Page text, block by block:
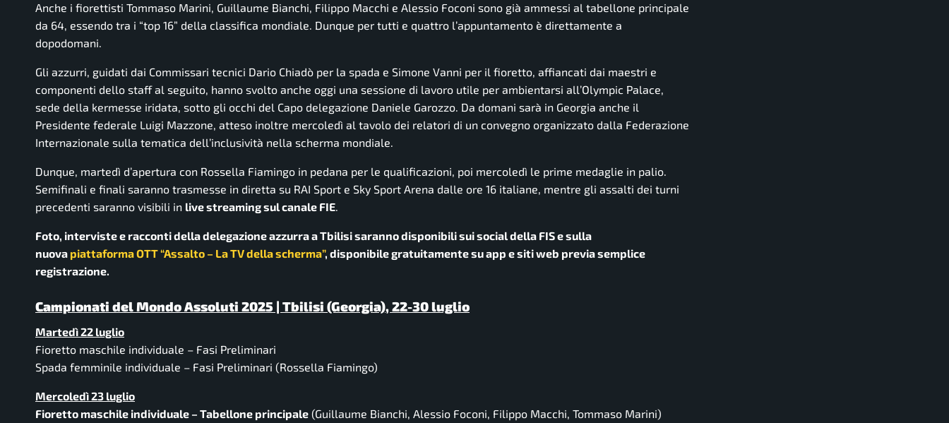
Anche i fiorettisti Tommaso Marini, Guillaume Bianchi, Filippo Macchi e Alessio Foconi sono già ammessi al tabellone principale
da 64, essendo tra i “top 16” della classifica mondiale. Dunque per tutti e quattro l’appuntamento è direttamente a
dopodomani.
Gli azzurri, guidati dai Commissari tecnici Dario Chiadò per la spada e Simone Vanni per il fioretto, affiancati dai maestri e
componenti dello staff al seguito, hanno svolto anche oggi una sessione di lavoro utile per ambientarsi all’Olympic Palace,
sede della kermesse iridata, sotto gli occhi del Capo delegazione Daniele Garozzo. Da domani sarà in Georgia anche il
Presidente federale Luigi Mazzone, atteso inoltre mercoledì al tavolo dei relatori di un convegno organizzato dalla Federazione
Internazionale sulla tematica dell’inclusività nella scherma mondiale.
Dunque, martedì d’apertura con Rossella Fiamingo in pedana per le qualificazioni, poi mercoledì le prime medaglie in palio.
Semifinali e finali saranno trasmesse in diretta su RAI Sport e Sky Sport Arena dalle ore 16 italiane, mentre gli assalti dei turni
precedenti saranno visibili in live streaming sul canale FIE.
Foto, interviste e racconti della delegazione azzurra a Tbilisi saranno disponibili sui social della FIS e sulla
nuova piattaforma OTT “Assalto – La TV della scherma”, disponibile gratuitamente su app e siti web previa semplice
registrazione.
Campionati del Mondo Assoluti 2025 | Tbilisi (Georgia), 22-30 luglio
Martedì 22 luglio
Fioretto maschile individuale – Fasi Preliminari
Spada femminile individuale – Fasi Preliminari (Rossella Fiamingo)
Mercoledì 23 luglio
Fioretto maschile individuale – Tabellone principale (Guillaume Bianchi, Alessio Foconi, Filippo Macchi, Tommaso Marini)